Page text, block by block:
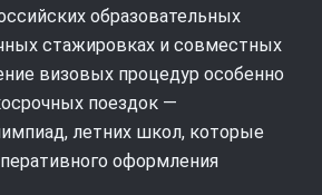
образовательных
стажировках и совместных
визовых процедур особенно
поездок —
летних школ, которые
оформления